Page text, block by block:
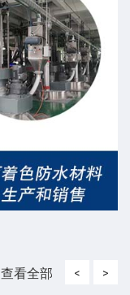
查看全部 < >